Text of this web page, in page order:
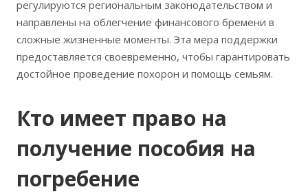
регулируются региональным законодательством и
направлены на облегчение финансового бремени в
сложные жизненные моменты. Эта мера поддержки
предоставляется своевременно, чтобы гарантировать
достойное проведение похорон и помощь семьям.
Кто имеет право на
получение пособия на
погребение